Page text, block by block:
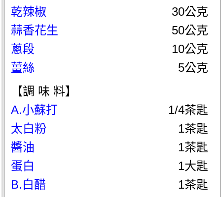
乾辣椒
30公克
蒜香花生
50公克
蔥段
10公克
薑絲
5公克
【調 味 料】
A.小蘇打
1/4茶匙
太白粉
1茶匙
醬油
1茶匙
蛋白
1大匙
B.白醋
1茶匙